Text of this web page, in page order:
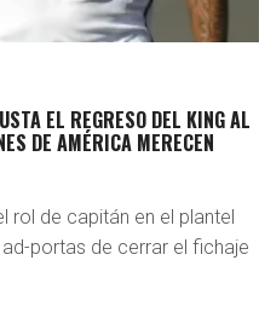
EL REGRESO DEL KING AL
DE AMÉRICA MERECEN
rol de capitán en el plantel
portas de cerrar el fichaje